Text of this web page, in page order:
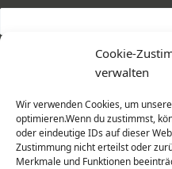
Cookie-
verwalten
Wir verwenden Cookies, um
optimieren.Wenn du zustimmst,
oder eindeutige IDs auf dieser
Zustimmung nicht erteilst oder
Merkmale und Funktionen